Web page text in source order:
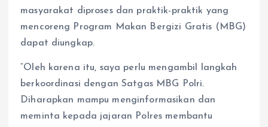
masyarakat diproses dan praktik-praktik yang
mencoreng Program Makan Bergizi Gratis (MBG)
dapat diungkap.
“Oleh karena itu, saya perlu mengambil langkah
berkoordinasi dengan Satgas MBG Polri.
Diharapkan mampu menginformasikan dan
meminta kepada jajaran Polres membantu